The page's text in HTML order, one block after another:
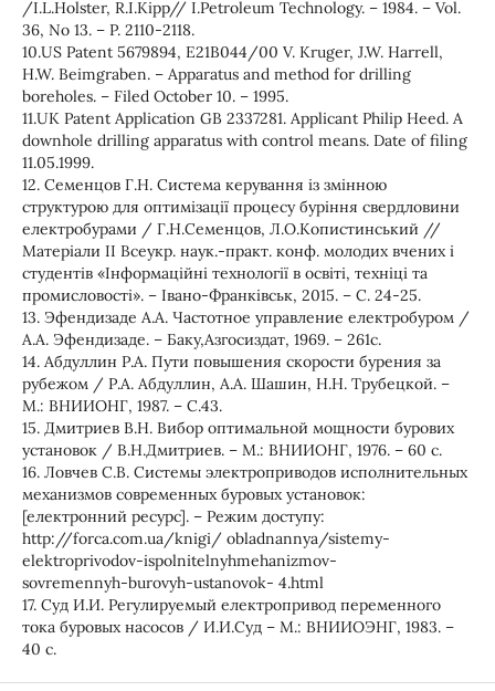
/I.L.Holster, R.I.Kipp// I.Petroleum Technology. – 1984. – Vol.
36, No 13. – P. 2110-2118.
10.US Patent 5679894, E21B044/00 V. Kruger, J.W. Harrell,
H.W. Beimgraben. – Apparatus and method for drilling
boreholes. – Filed October 10. – 1995.
11.UK Patent Application GB 2337281. Applicant Philip Heed. A
downhole drilling apparatus with control means. Date of filing
11.05.1999.
12. Семенцов Г.Н. Система керування із змінною
структурою для оптимізації процесу буріння свердловини
електробурами / Г.Н.Семенцов, Л.О.Копистинський //
Матеріали ІІ Всеукр. наук.-практ. конф. молодих вчених і
студентів «Інформаційні технології в освіті, техніці та
промисловості». – Івано-Франківськ, 2015. – С. 24-25.
13. Эфендизаде A.A. Частотное управление електробуром /
А.А. Эфендизаде. – Баку,Азгосиздат, 1969. – 261с.
14. Абдуллин Р.А. Пути повышения скорости бурения за
рубежом / Р.А. Абдуллин, А.А. Шашин, Н.Н. Трубецкой. –
М.: ВНИИОНГ, 1987. – С.43.
15. Дмитриев В.Н. Вибор оптимальной мощности бурових
установок / В.Н.Дмитриев. – М.: ВНИИОНГ, 1976. – 60 с.
16. Ловчев С.В. Системы электроприводов исполнительных
механизмов современных буровых установок:
[електронний ресурс]. – Режим доступу:
http://forca.com.ua/knigi/ obladnannya/sistemy-
elektroprivodov-ispolnitelnyhmehanizmov-
sovremennyh-burovyh-ustanovok- 4.html
17. Суд И.И. Регулируемый електропривод переменного
тока буровых насосов / И.И.Суд – М.: ВНИИОЭНГ, 1983. –
40 с.